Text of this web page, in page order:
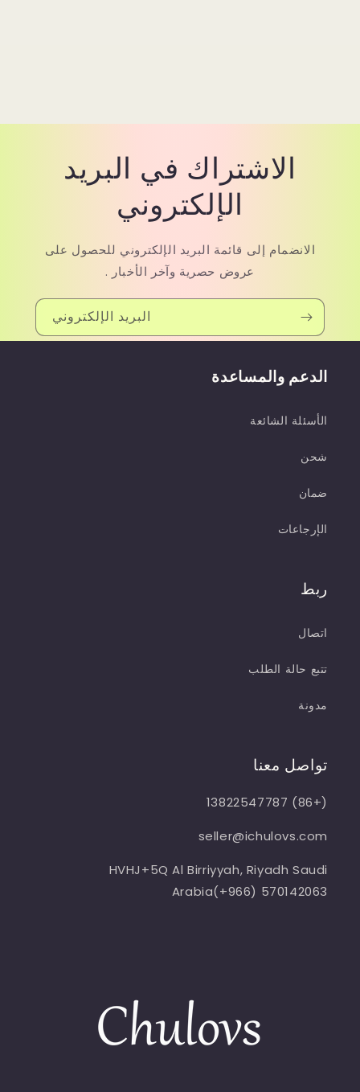
الاشتراك في البريد
الإلكتروني
الانضمام إلى قائمة البريد الإلكتروني للحصول على
عروض حصرية وآخر الأخبار .
البريد الإلكتروني
الدعم والمساعدة
الأسئلة الشائعة
شحن
ضمان
الإرجاعات
ربط
اتصال
تتبع حالة الطلب
مدونة
تواصل معنا
(+86) 13822547787
seller@ichulovs.com
HVHJ+5Q Al Birriyyah, Riyadh Saudi
Arabia(+966) 570142063